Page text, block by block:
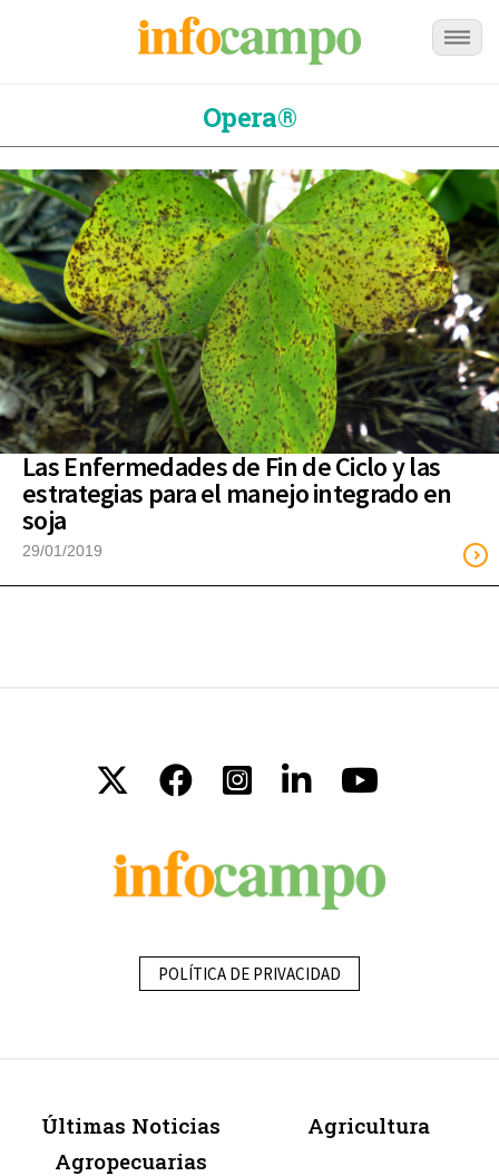
Opera®
Las Enfermedades de Fin de Ciclo y las
estrategias para el manejo integrado en
soja
29/01/2019
POLÍTICA DE PRIVACIDAD
Últimas Noticias
Agropecuarias
Agricultura